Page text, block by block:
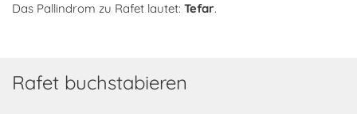
Das Pallindrom zu Rafet lautet: Tefar.
Rafet buchstabieren